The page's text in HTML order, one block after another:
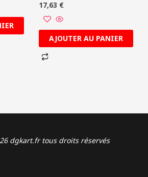
17,63 €
AJOUTER AU PANIER
dgkart.fr tous droits réservés